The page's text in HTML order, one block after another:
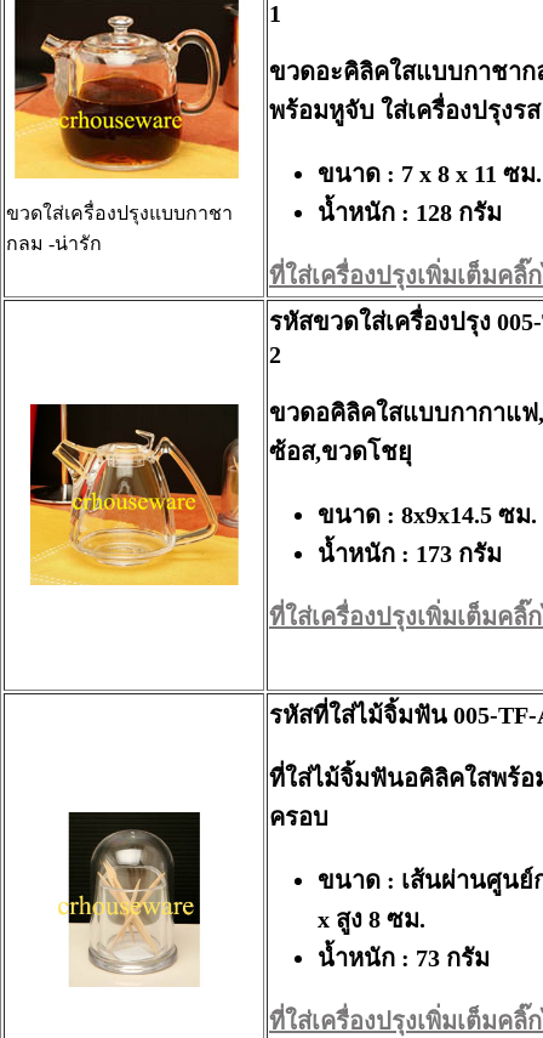
ขวดใส่เครื่องปรุงแบบกาชา
กลม -น่ารัก
1
ขวดอะคิลิคใสแบบกาชาก
พร้อมหูจับ ใส่เครื่องปรุงรส
ขนาด : 7 x 8 x 11 ซม.
น้ำหนัก : 128 กรัม
ที่ใส่เครื่องปรุงเพิ่มเต็มคลิ๊
รหัสขวดใส่เครื่องปรุง
2
ขวดอคิลิคใสแบบกากาแ
ซ้อส,ขวดโชยุ
ขนาด : 8x9x14.5 ซม.
น้ำหนัก : 173 กรัม
ที่ใส่เครื่องปรุงเพิ่มเต็มคลิ๊
รหัสที่ใส่ไม้จิ้มฟัน 005-TF-
ที่ใส่ไม้จิ้มฟันอคิลิคใสพร้อ
ครอบ
ขนาด : เส้นผ่านศูนย์
x สูง 8 ซม.
น้ำหนัก : 73 กรัม
ที่ใส่เครื่องปรุงเพิ่มเต็มคลิ๊